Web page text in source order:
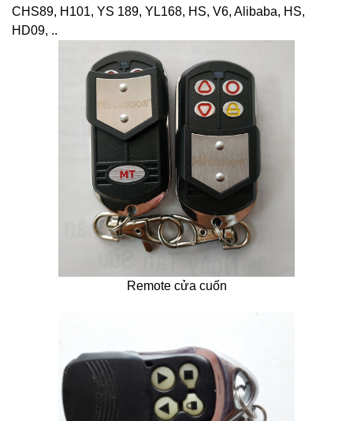
CHS89, H101, YS 189, YL168, HS, V6, Alibaba, HS,
HD09, ..
Remote cửa cuốn